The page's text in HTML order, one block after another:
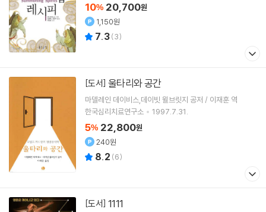
10% 20,700원
1,150원
7.3(3)
[도서] 울타리와 공간
마델레인 데이비스,데이빗 윌브릿지 공저 / 이재훈 역
한국심리치료연구소
1997.7.31.
5% 22,800원
240원
8.2 (6)
[도서] 1111